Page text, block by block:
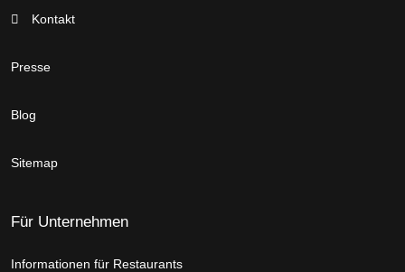
Kontakt
Presse
Blog
Sitemap
Für Unternehmen
Informationen für Restaurants